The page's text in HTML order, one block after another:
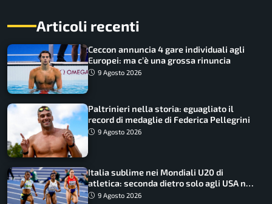
Articoli recenti
Ceccon annuncia 4 gare individuali agli
Europei: ma c’è una grossa rinuncia
9 Agosto 2026
Paltrinieri nella storia: eguagliato il
record di medaglie di Federica Pellegrini
9 Agosto 2026
Italia sublime nei Mondiali U20 di
atletica: seconda dietro solo agli USA nel
medagliere
9 Agosto 2026